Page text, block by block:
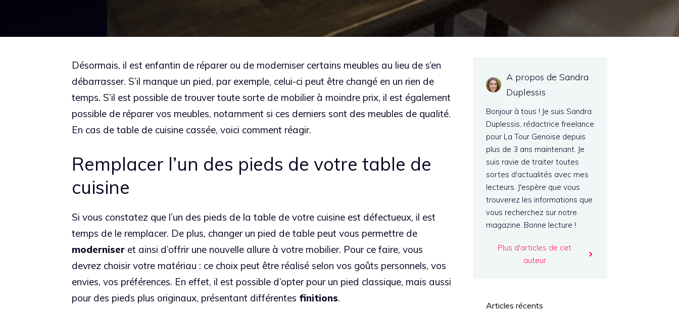
Désormais, il est enfantin de réparer ou de moderniser certains meubles au lieu de s’en
débarrasser. S’il manque un pied, par exemple, celui-ci peut être changé en un rien de
temps. S’il est possible de trouver toute sorte de mobilier à moindre prix, il est également
possible de réparer vos meubles, notamment si ces derniers sont des meubles de qualité.
En cas de table de cuisine cassée, voici comment réagir.
Remplacer l’un des pieds de votre table de
cuisine
Si vous constatez que l’un des pieds de la table de votre cuisine est défectueux, il est
temps de le remplacer. De plus, changer un pied de table peut vous permettre de
moderniser et ainsi d’offrir une nouvelle allure à votre mobilier. Pour ce faire, vous
devrez choisir votre matériau : ce choix peut être réalisé selon vos goûts personnels, vos
envies, vos préférences. En effet, il est possible d’opter pour un pied classique, mais aussi
pour des pieds plus originaux, présentant différentes finitions.
A propos de Sandra
Duplessis
Bonjour à tous ! Je suis Sandra
Duplessis, rédactrice freelance
pour La Tour Genoise depuis
plus de 3 ans maintenant. Je
suis ravie de traiter toutes
sortes d'actualités avec mes
lecteurs. J'espère que vous
trouverez les informations que
vous recherchez sur notre
magazine. Bonne lecture !
Plus d'articles de cet
auteur
Articles récents